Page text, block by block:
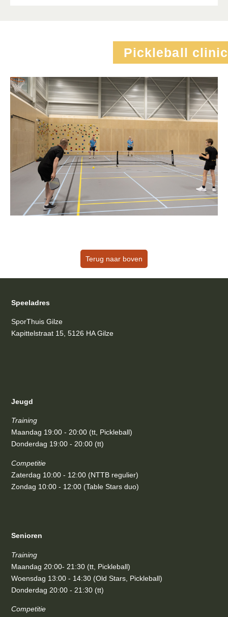
Pickleball clinic
Terug naar boven
Speeladres
SporThuis Gilze
Kapittelstraat 15, 5126 HA Gilze
Jeugd
Training
Maandag 19:00 - 20:00 (tt, Pickleball)
Donderdag 19:00 - 20:00 (tt)
Competitie
Zaterdag 10:00 - 12:00 (NTTB regulier)
Zondag 10:00 - 12:00 (Table Stars duo)
Senioren
Training
Maandag 20:00- 21:30 (tt, Pickleball)
Woensdag 13:00 - 14:30 (Old Stars, Pickleball)
Donderdag 20:00 - 21:30 (tt)
Competitie